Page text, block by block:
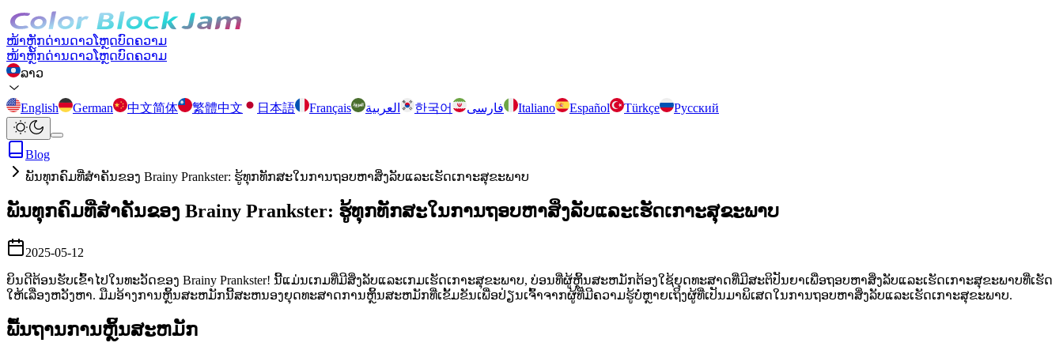
ໜ້າຫຼັກດ່ານດາວໂຫຼດບົດຄວາມ
ໜ້າຫຼັກດ່ານດາວໂຫຼດບົດຄວາມ
ລາວ
English German 中文简体 繁體中文 日本語 Français العربية 한국어 فارسی Italiano Español Türkçe Русский
Blog
ພັນທຸກຄົມທີ່ສໍາຄັນຂອງ Brainy Prankster: ຮູ້ທຸກທັກສະໃນການຖອບຫາສິ່ງລັບແລະເຮັດເກາະສຸຂະພາບ
ພັນທຸກຄົມທີ່ສໍາຄັນຂອງ Brainy Prankster: ຮູ້ທຸກທັກສະໃນການຖອບຫາສິ່ງລັບແລະເຮັດເກາະສຸຂະພາບ
2025-05-12
ຍິນດີຕ້ອນຮັບເຂົ້າໄປໃນທະວັດຂອງ Brainy Prankster! ນີ້ແມ່ນເກມທີ່ມີສິ່ງລັບແລະເກມເຮັດເກາະສຸຂະພາບ, ບ່ອນທີ່ຜູ້ຫຼິ້ນສະຫມັກຕ້ອງໃຊ້ຍຸດທະສາດທີ່ມີສະຕິປັນຍາເພື່ອຖອບຫາສິ່ງລັບແລະເຮັດເກາະສຸຂະພາບທີ່ເຮັດ
ໃຫ້ເລື່ອງຫວັງຫາ. ມືມອ້າງການຫຼິ້ນສະຫມັກນີ້ສະຫນອງຍຸດທະສາດການຫຼິ້ນສະຫມັກທີ່ເຂັ້ມຂັນເພື່ອປ່ຽນເຈົ້າຈາກຜູ້ທີ່ມີຄວາມຮູ້ບໍ່ຫຼາຍເຖິງຜູ້ທີ່ເປັນມາພິເສດໃນການຖອບຫາສິ່ງລັບແລະເຮັດເກາະສຸຂະພາບ.
ພື້ນຖານການຫຼິ້ນສະຫມັກ